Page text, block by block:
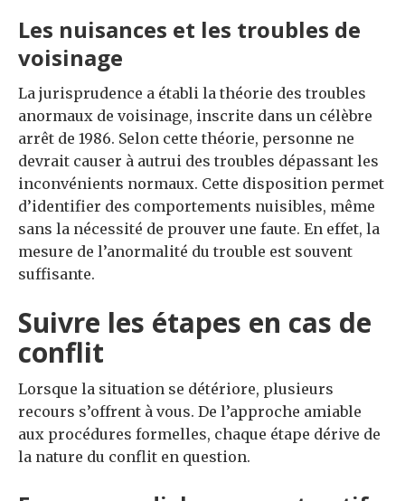
Les nuisances et les troubles de
voisinage
La jurisprudence a établi la théorie des troubles
anormaux de voisinage, inscrite dans un célèbre
arrêt de 1986. Selon cette théorie, personne ne
devrait causer à autrui des troubles dépassant les
inconvénients normaux. Cette disposition permet
d’identifier des comportements nuisibles, même
sans la nécessité de prouver une faute. En effet, la
mesure de l’anormalité du trouble est souvent
suffisante.
Suivre les étapes en cas de
conflit
Lorsque la situation se détériore, plusieurs
recours s’offrent à vous. De l’approche amiable
aux procédures formelles, chaque étape dérive de
la nature du conflit en question.